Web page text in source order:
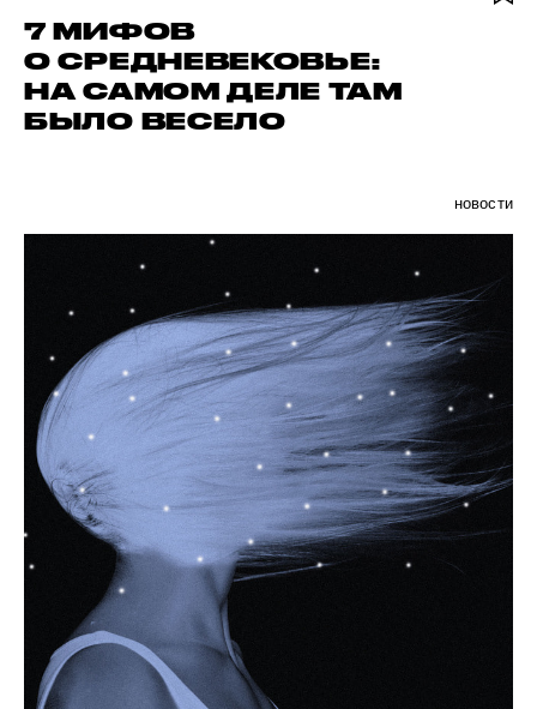
7 МИФОВ
О СРЕДНЕВЕКОВЬЕ:
НА САМОМ ДЕЛЕ ТАМ
БЫЛО ВЕСЕЛО
новости